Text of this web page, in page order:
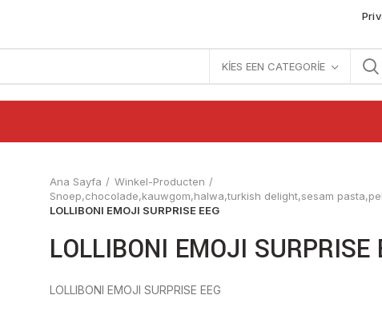
KIES EEN CATEGORIE
Ana Sayfa
Winkel-Producten
Snoep,chocolade,kauwgom,halwa,turkish delight,sesam
LOLLIBONI EMOJI SURPRISE EEG
LOLLIBONI EMOJI SURPRISE
LOLLIBONI EMOJI SURPRISE EEG